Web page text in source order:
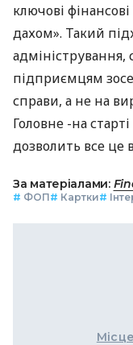
ключові
дахом». Такий
адміністрування,
підприємцям
справи, а не на
Головне -на
дозволить все це
За матеріалами:
# ФОП# Картки#